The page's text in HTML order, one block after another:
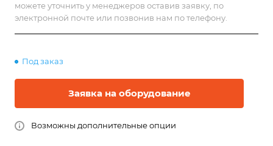
можете уточнить у менеджеров оставив заявку, по
электронной почте или позвонив нам по телефону.
Под заказ
Заявка на оборудование
Возможны дополнительные опции